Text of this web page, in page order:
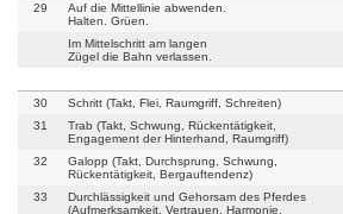
29
Auf die Mittellinie abwenden.
Halten. Grüen.
Im Mittelschritt am langen
Zügel die Bahn verlassen.
30
Schritt (Takt, Flei, Raumgriff, Schreiten)
31
Trab (Takt, Schwung, Rückentätigkeit,
Engagement der Hinterhand, Raumgriff)
32
Galopp (Takt, Durchsprung, Schwung,
Rückentätigkeit, Bergauftendenz)
33
Durchlässigkeit und Gehorsam des Pferdes
(Aufmerksamkeit, Vertrauen, Harmonie,